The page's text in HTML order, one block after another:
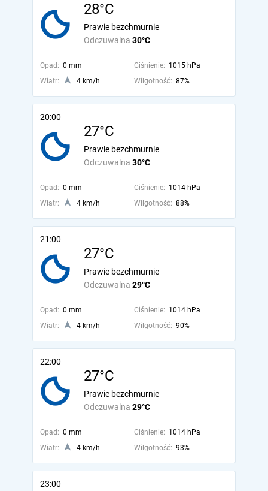
28°C
Odczuwalna 30°C
Prawie bezchmurnie
Opad: 0 mm Ciśnienie: 1015 hPa
Wiatr:
4 km/h Wilgotność: 87%
20:00
27°C
Odczuwalna 30°C
Prawie bezchmurnie
Opad: 0 mm Ciśnienie: 1014 hPa
Wiatr:
4 km/h Wilgotność: 88%
21:00
27°C
Odczuwalna 29°C
Prawie bezchmurnie
Opad: 0 mm Ciśnienie: 1014 hPa
Wiatr:
4 km/h Wilgotność: 90%
22:00
27°C
Odczuwalna 29°C
Prawie bezchmurnie
Opad: 0 mm Ciśnienie: 1014 hPa
Wiatr:
4 km/h Wilgotność: 93%
23:00